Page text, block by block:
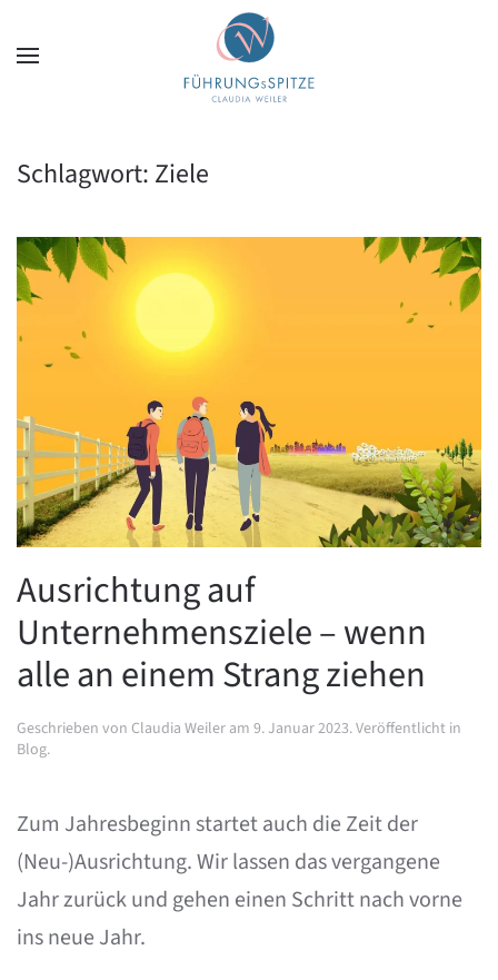
Zum Hauptinhalt springen
Schlagwort: Ziele
Ausrichtung auf
Unternehmensziele – wenn
alle an einem Strang ziehen
Geschrieben von Claudia Weiler am 9. Januar 2023. Veröffentlicht in
Blog.
Zum Jahresbeginn startet auch die Zeit der
(Neu-)Ausrichtung. Wir lassen das vergangene
Jahr zurück und gehen einen Schritt nach vorne
ins neue Jahr.